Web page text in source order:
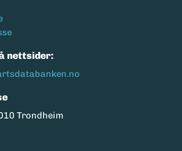
parametere.
nettsider:
Trondheim